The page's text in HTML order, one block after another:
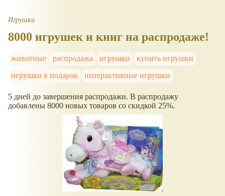
Игрушки
8000 игрушек и книг на распродаже!
животные распродажа игрушки
купить игрушки
игрушки в подарок
интерактивные игрушки
5 дней до завершения распродажи. В распродажу
добавлены 8000 новых товаров со скидкой 25%.